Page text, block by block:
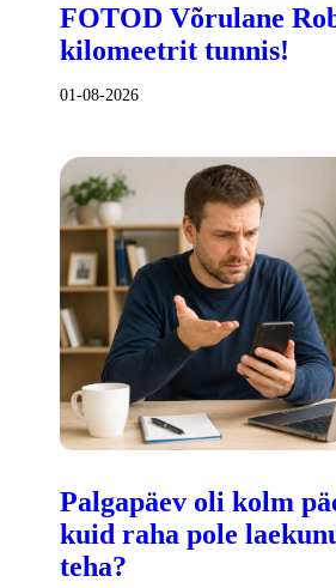
FOTOD Võrulane
kilomeetrit tunnis!
01-08-2026
Palgapäev oli kolm
kuid raha pole
teha?